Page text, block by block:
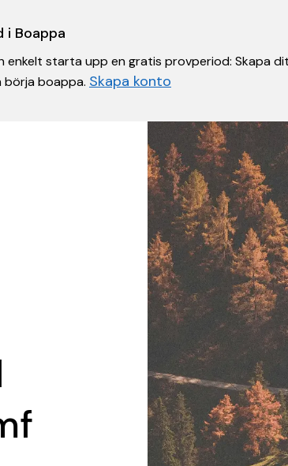
i Boappa
enkelt starta upp en gratis provperiod: Skapa
börja boappa. Skapa konto